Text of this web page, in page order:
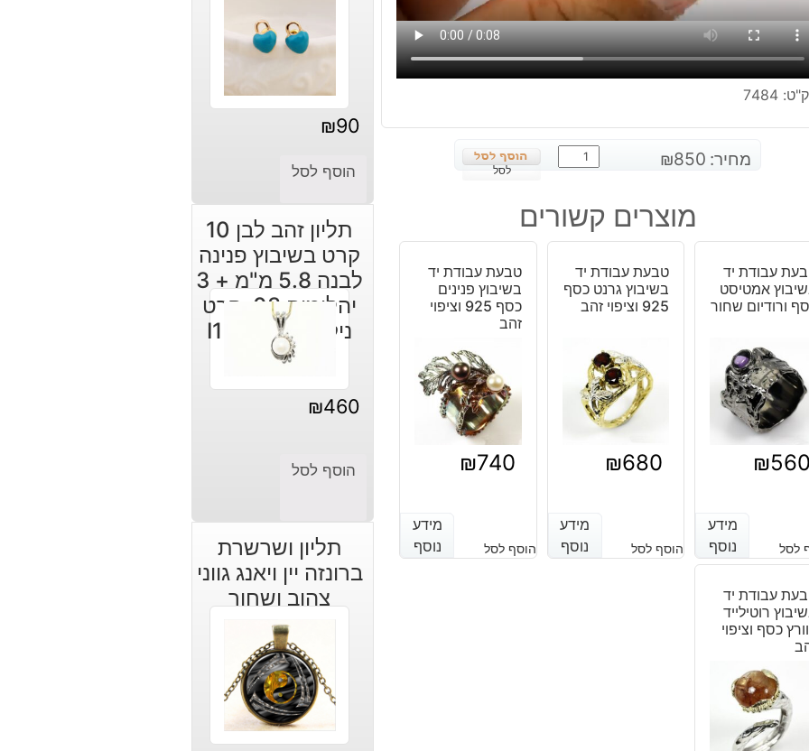
7484
מחיר: ₪850
כמות
של
עבודת
יד
ספיר
וטופז
זהב
לסל
מוצרים קשורים
עבודת יד
אמטיסט
ורודיום שחור
₪560
מידע
נוסף
לסל
מידע
נוסף
טבעת עבודת יד
בשיבוץ גרנט כסף
925 וציפוי זהב
₪680
מידע
נוסף
הוסף לסל
מידע
נוסף
טבעת עבודת יד
בשיבוץ פנינים
כסף 925 וציפוי
זהב
₪740
מידע
נוסף
הוסף לסל
מידע
נוסף
עבודת יד
רוטילייד
כסף וציפוי
₪90
הוסף לסל
תליון זהב לבן 10
קרט בשיבוץ פנינה
לבנה 5.8 מ"מ + 3
יהלומים 03. קרט
ניקיון יהלומים: I1
₪460
הוסף לסל
תליון ושרשרת
ברונזה יין ויאנג גווני
צהוב ושחור